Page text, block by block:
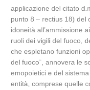
applicazione del citato
punto 8 – rectius 18) del
idoneità all’ammissione
ruoli dei vigili del fuoco,
che espletano funzioni
del fuoco”, annovera le
emopoietici e del
entità, comprese quelle